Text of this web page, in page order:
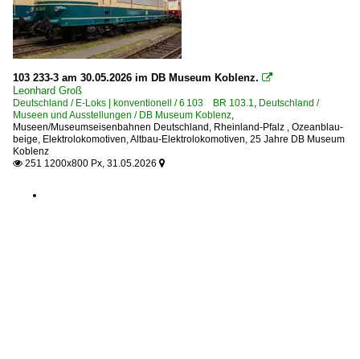
Personenwagen | Steuerwagen
IC-Steuerwagen InterRegio 269, 287
RB-, RE-Linien in NRW
RB 27 ·Rhein-Erft-Bahn·
Regional- und Fernzüge
103 233-3 am 30.05.2026 im DB Museum Koblenz. 
Leonhard Groß
Deutschland / E-Loks | konventionell / 6 103 BR 103.1, Deutschland /
Museen und Ausstellungen / DB Museum Koblenz,
Museen/Museumseisenbahnen Deutschland , Rheinland-Pfalz , Ozeanblau-
beige, Elektrolokomotiven,Altbau-Elektrolokomotiven, 25 Jahre DB Museum
Koblenz
 251 1200x800 Px, 31.05.2026 